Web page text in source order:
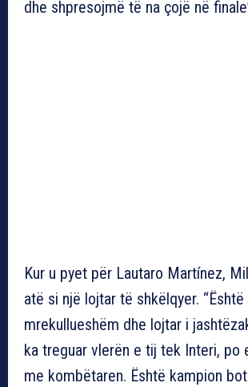
dhe shpresojmë të na çojë në
Kur u pyet për Lautaro Martínez,
atë si një lojtar të shkëlqyer.
mrekullueshëm dhe lojtar i
ka treguar vlerën e tij tek Interi, po
me kombëtaren. Është kampion